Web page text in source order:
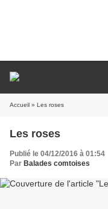
Accueil » Les roses
Les roses
Publié le 04/12/2016 à 01:54
Par Balades comtoises